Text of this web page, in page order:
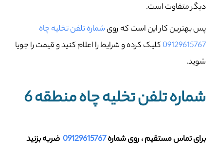
دیگر متفاوت است.
پس بهترین کار این است که رویشماره تلفن تخلیه چاه
09129615767کلیک کرده و شرایط را اعلام کنید و قیمت را جویا
شوید.
شماره تلفن تخلیه چاه منطقه 6
برای تماس مستقیم ، روی شماره09129615767 ضربه بزنید